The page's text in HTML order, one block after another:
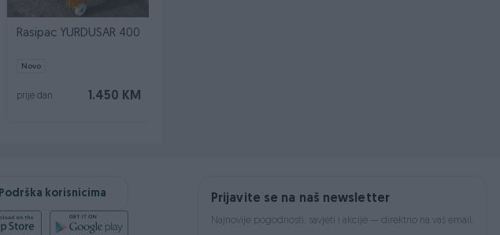
Rasipac YURDUSAR 400
Novo
1.450 KM
prije dan
Podrška korisnicima Prijavite se na naš newsletter
Najnovije pogodnosti, savjeti i akcije — direktno na vaš email.